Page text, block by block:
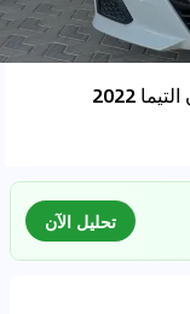
2022
تحليل الآن